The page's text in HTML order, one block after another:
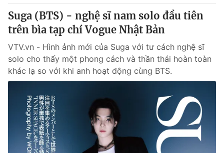
VTV9 VTV8
Liên hệ tòa soạn English
THỜI BÁO VTV
Theo dõi báo trên
Suga (BTS) - nghệ sĩ nam solo đầu tiên
trên bìa tạp chí Vogue Nhật Bản
VTV.vn - Hình ảnh mới của Suga với tư cách nghệ sĩ
solo cho thấy một phong cách và thần thái hoàn toàn
khác lạ so với khi anh hoạt động cùng BTS.